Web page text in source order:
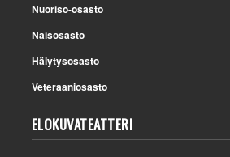
Nuoriso-osasto
Naisosasto
Hälytysosasto
Veteraaniosasto
ELOKUVATEATTERI